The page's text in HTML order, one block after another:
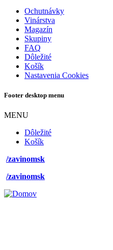
Ochutnávky
Vinárstva
Magazín
Skupiny
FAQ
Dôležité
Košík
Nastavenia Cookies
Footer desktop menu
MENU
Dôležité
Košík
/zavinomsk
/zavinomsk